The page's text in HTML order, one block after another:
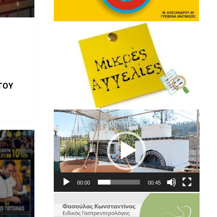
Πρόγραμμα
Αναπαραγωγής
Βίντεο
00:00 00:45